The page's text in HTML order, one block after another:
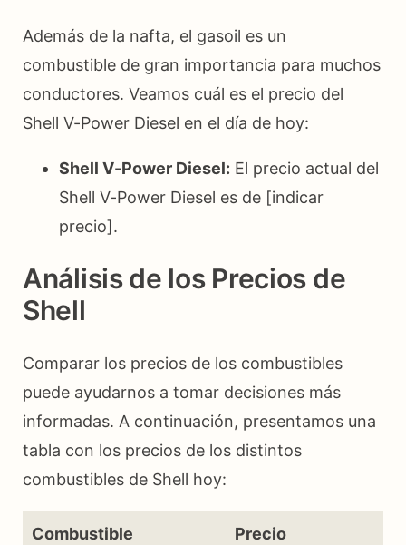
Además de la nafta, el gasoil es un
combustible de gran importancia para muchos
conductores. Veamos cuál es el precio del
Shell V-Power Diesel en el día de hoy:
Shell V-Power Diesel: El precio actual del
Shell V-Power Diesel es de [indicar
precio].
Análisis de los Precios de
Shell
Comparar los precios de los combustibles
puede ayudarnos a tomar decisiones más
informadas. A continuación, presentamos una
tabla con los precios de los distintos
combustibles de Shell hoy:
Combustible Precio